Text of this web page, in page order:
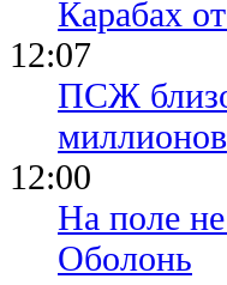
Карабах
12:07
ПСЖ
миллионов
12:00
На поле
Оболонь